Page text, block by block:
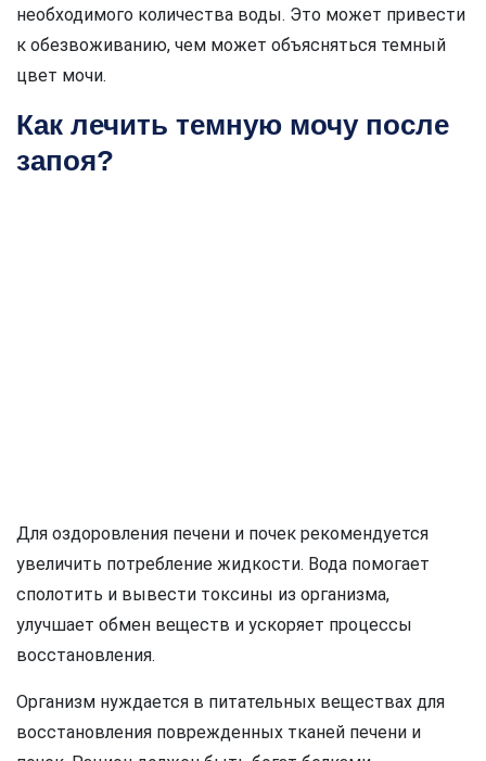
необходимого количества воды. Это может привести
к обезвоживанию, чем может объясняться темный
цвет мочи.
Как лечить темную мочу после
запоя?
Для оздоровления печени и почек рекомендуется
увеличить потребление жидкости. Вода помогает
сполотить и вывести токсины из организма,
улучшает обмен веществ и ускоряет процессы
восстановления.
Организм нуждается в питательных веществах для
восстановления поврежденных тканей печени и